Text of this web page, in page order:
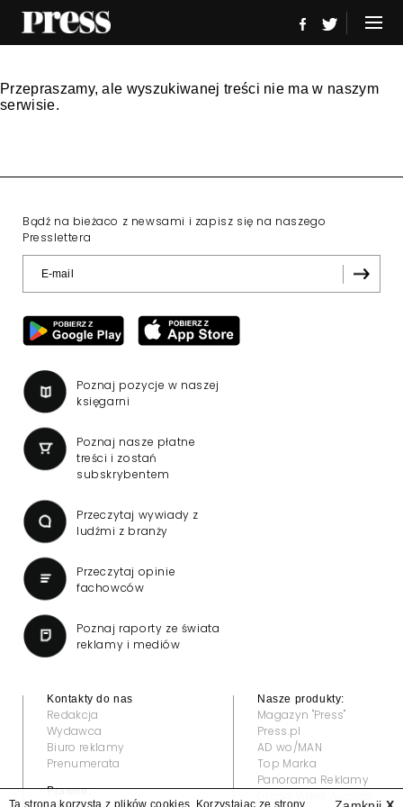
Przepraszamy, ale wyszukiwanej treści nie ma w naszym
serwisie.
Bądź na bieżaco z newsami i zapisz się na naszego
Presslettera
Poznaj pozycje w naszej
księgarni
Poznaj nasze płatne
treści i zostań
subskrybentem
Przeczytaj wywiady z
ludźmi z branży
Przeczytaj opinie
fachowców
Poznaj raporty ze świata
reklamy i mediów
Kontakty do nas
Redakcja
Wydawca
Biuro reklamy
Prenumerata
Prawne:
Nasze produkty:
Magazyn "Press"
Press.pl
AD wo/MAN
Top Marka
Panorama Reklamy
Ta strona korzysta z plików cookies. Korzystając ze strony